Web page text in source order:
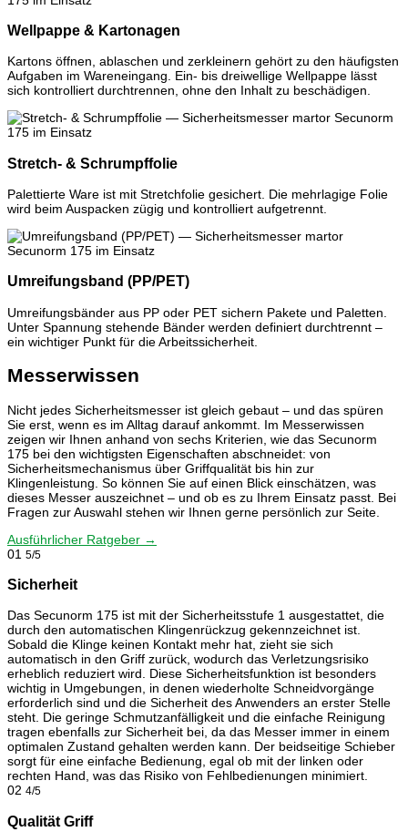
Wellpappe & Kartonagen
Kartons öffnen, ablaschen und zerkleinern gehört zu den häufigsten
Aufgaben im Wareneingang. Ein- bis dreiwellige Wellpappe lässt
sich kontrolliert durchtrennen, ohne den Inhalt zu beschädigen.
Stretch- & Schrumpffolie
Palettierte Ware ist mit Stretchfolie gesichert. Die mehrlagige Folie
wird beim Auspacken zügig und kontrolliert aufgetrennt.
Umreifungsband (PP/PET)
Umreifungsbänder aus PP oder PET sichern Pakete und Paletten.
Unter Spannung stehende Bänder werden definiert durchtrennt –
ein wichtiger Punkt für die Arbeitssicherheit.
Messerwissen
Nicht jedes Sicherheitsmesser ist gleich gebaut – und das spüren
Sie erst, wenn es im Alltag darauf ankommt. Im Messerwissen
zeigen wir Ihnen anhand von sechs Kriterien, wie das Secunorm
175 bei den wichtigsten Eigenschaften abschneidet: von
Sicherheitsmechanismus über Griffqualität bis hin zur
Klingenleistung. So können Sie auf einen Blick einschätzen, was
dieses Messer auszeichnet – und ob es zu Ihrem Einsatz passt. Bei
Fragen zur Auswahl stehen wir Ihnen gerne persönlich zur Seite.
Ausführlicher Ratgeber →
01 5/5
Sicherheit
Das Secunorm 175 ist mit der Sicherheitsstufe 1 ausgestattet, die
durch den automatischen Klingenrückzug gekennzeichnet ist.
Sobald die Klinge keinen Kontakt mehr hat, zieht sie sich
automatisch in den Griff zurück, wodurch das Verletzungsrisiko
erheblich reduziert wird. Diese Sicherheitsfunktion ist besonders
wichtig in Umgebungen, in denen wiederholte Schneidvorgänge
erforderlich sind und die Sicherheit des Anwenders an erster Stelle
steht. Die geringe Schmutzanfälligkeit und die einfache Reinigung
tragen ebenfalls zur Sicherheit bei, da das Messer immer in einem
optimalen Zustand gehalten werden kann. Der beidseitige Schieber
sorgt für eine einfache Bedienung, egal ob mit der linken oder
rechten Hand, was das Risiko von Fehlbedienungen minimiert.
02 4/5
Qualität Griff